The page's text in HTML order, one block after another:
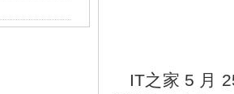
IT之家 5 月